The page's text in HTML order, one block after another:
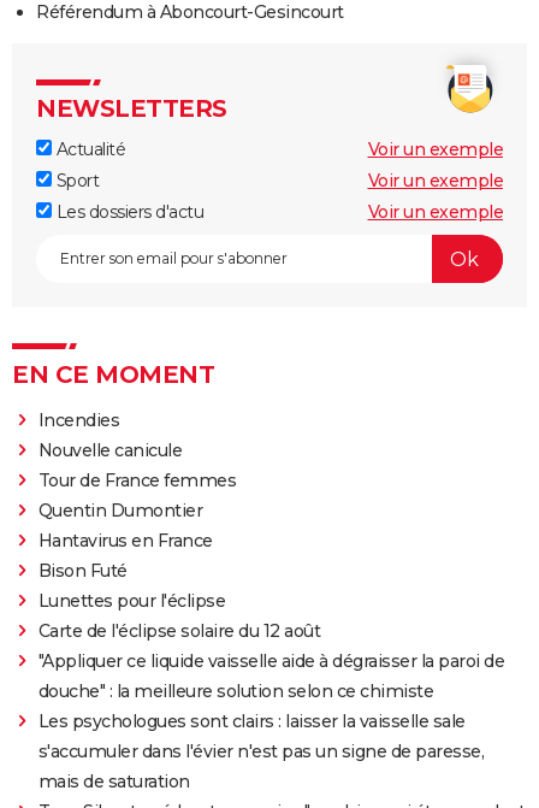
Référendum à Aboncourt-Gesincourt
NEWSLETTERS
Actualité
Voir un exemple
Sport
Voir un exemple
Les dossiers d'actu
Voir un exemple
EN CE MOMENT
Incendies
Nouvelle canicule
Tour de France femmes
Quentin Dumontier
Hantavirus en France
Bison Futé
Lunettes pour l'éclipse
Carte de l'éclipse solaire du 12 août
"Appliquer ce liquide vaisselle aide à dégraisser la paroi de
douche" : la meilleure solution selon ce chimiste
Les psychologues sont clairs : laisser la vaisselle sale
s'accumuler dans l'évier n'est pas un signe de paresse,
mais de saturation